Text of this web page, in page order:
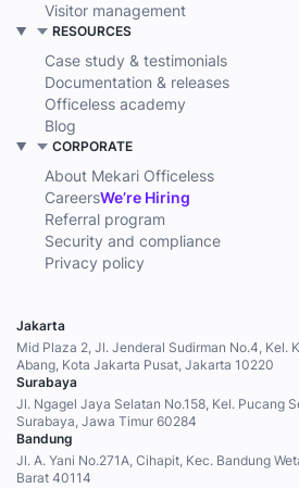
Visitor management
RESOURCES
Case study & testimonials
Documentation & releases
Officeless academy
Blog
CORPORATE
About Mekari Officeless
CareersWe’re Hiring
Referral program
Security and compliance
Privacy policy
Jakarta
Mid Plaza 2, Jl. Jenderal Sudirman No.4, Kel.
Abang, Kota Jakarta Pusat, Jakarta 10220
Surabaya
Jl. Ngagel Jaya Selatan No.158, Kel. Pucang
Surabaya, Jawa Timur 60284
Bandung
Jl. A. Yani No.271A, Cihapit, Kec. Bandung
Barat 40114